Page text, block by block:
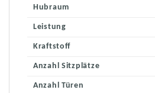
Hubraum
Leistung
Kraftstoff
Anzahl Sitzplätze
Anzahl Türen